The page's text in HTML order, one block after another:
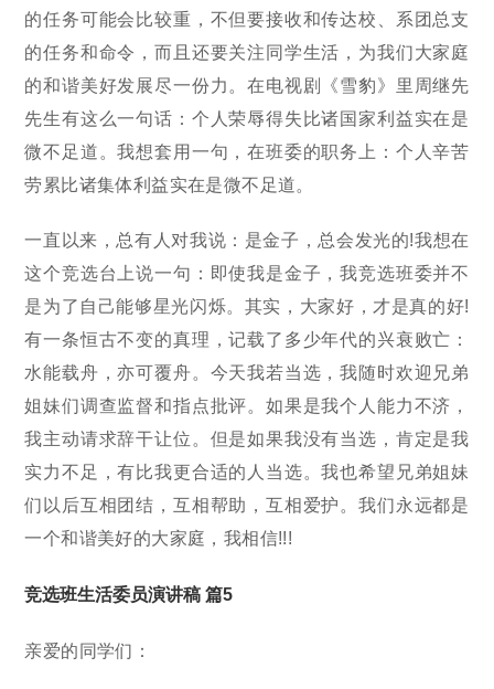
的任务可能会比较重，不但要接收和传达校、系团总支
的任务和命令，而且还要关注同学生活，为我们大家庭
的和谐美好发展尽一份力。在电视剧《雪豹》里周继先
先生有这么一句话：个人荣辱得失比诸国家利益实在是
微不足道。我想套用一句，在班委的职务上：个人辛苦
劳累比诸集体利益实在是微不足道。
一直以来，总有人对我说：是金子，总会发光的!我想在
这个竞选台上说一句：即使我是金子，我竞选班委并不
是为了自己能够星光闪烁。其实，大家好，才是真的好!
有一条恒古不变的真理，记载了多少年代的兴衰败亡：
水能载舟，亦可覆舟。今天我若当选，我随时欢迎兄弟
姐妹们调查监督和指点批评。如果是我个人能力不济，
我主动请求辞干让位。但是如果我没有当选，肯定是我
实力不足，有比我更合适的人当选。我也希望兄弟姐妹
们以后互相团结，互相帮助，互相爱护。我们永远都是
一个和谐美好的大家庭，我相信!!!
竞选班生活委员演讲稿 篇5
亲爱的同学们：